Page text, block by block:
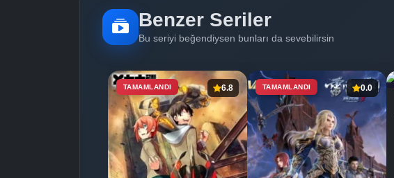
Benzer Seriler
Bu seriyi beğendiysen bunları da sevebilirsin
TAMAMLANDI 6.8 TAMAMLANDI 0.0